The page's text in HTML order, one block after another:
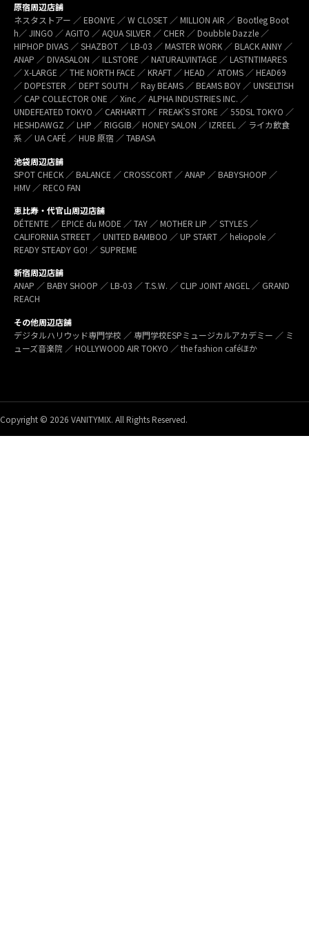
原宿周辺店舗
ネスタストアー ／ EBONYE ／ W CLOSET ／ MILLION AIR ／ Bootleg Boot
h／ JINGO ／ AGITO ／ AQUA SILVER ／ CHER ／ Doubble Dazzle ／
HIPHOP DIVAS ／ SHAZBOT ／ LB-03 ／ MASTER WORK ／ BLACK ANNY ／
ANAP ／ DIVASALON ／ ILLSTORE ／ NATURALVINTAGE ／ LASTNTIMARES
／ X-LARGE ／ THE NORTH FACE ／ KRAFT ／ HEAD ／ ATOMS ／ HEAD69
／ DOPESTER ／ DEPT SOUTH ／ Ray BEAMS ／ BEAMS BOY ／ UNSELTISH
／ CAP COLLECTOR ONE ／ Xinc ／ ALPHA INDUSTRIES INC. ／
UNDEFEATED TOKYO ／ CARHARTT ／ FREAK’S STORE ／ 55DSL TOKYO ／
HESHDAWGZ ／ LHP ／ RIGGIB／ HONEY SALON ／ IZREEL ／ ライカ飲食
系 ／ UA CAFÉ ／ HUB 原宿 ／ TABASA
池袋周辺店舗
SPOT CHECK ／ BALANCE ／ CROSSCORT ／ ANAP ／ BABYSHOOP ／
HMV ／ RECO FAN
恵比寿・代官山周辺店舗
DÉTENTE ／ EPICE du MODE ／ TAY ／ MOTHER LIP ／ STYLES ／
CALIFORNIA STREET ／ UNITED BAMBOO ／ UP START ／ heliopole ／
READY STEADY GO! ／ SUPREME
新宿周辺店舗
ANAP ／ BABY SHOOP ／ LB-03 ／ T.S.W. ／ CLIP JOINT ANGEL ／ GRAND
REACH
その他周辺店舗
デジタルハリウッド専門学校 ／ 専門学校ESPミュージカルアカデミー ／ ミ
ューズ音楽院 ／ HOLLYWOOD AIR TOKYO ／ the fashion caféほか
Copyright © 2026 VANITYMIX. All Rights Reserved.